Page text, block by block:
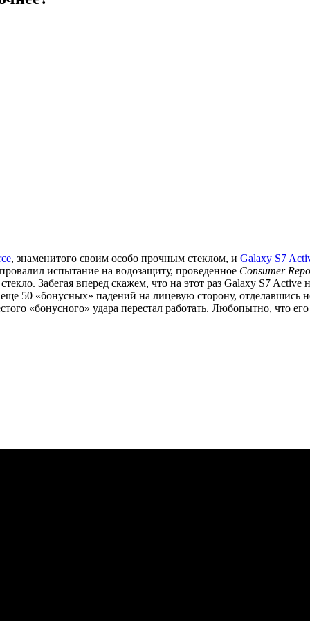
, знаменитого своим особо прочным стеклом, и Galaxy S7
испытание на водозащиту, проведенное Consumer
Забегая вперед скажем, что на этот раз Galaxy S7
50 «бонусных» падений на лицевую сторону,
«бонусного» удара перестал работать. Любопытно, что